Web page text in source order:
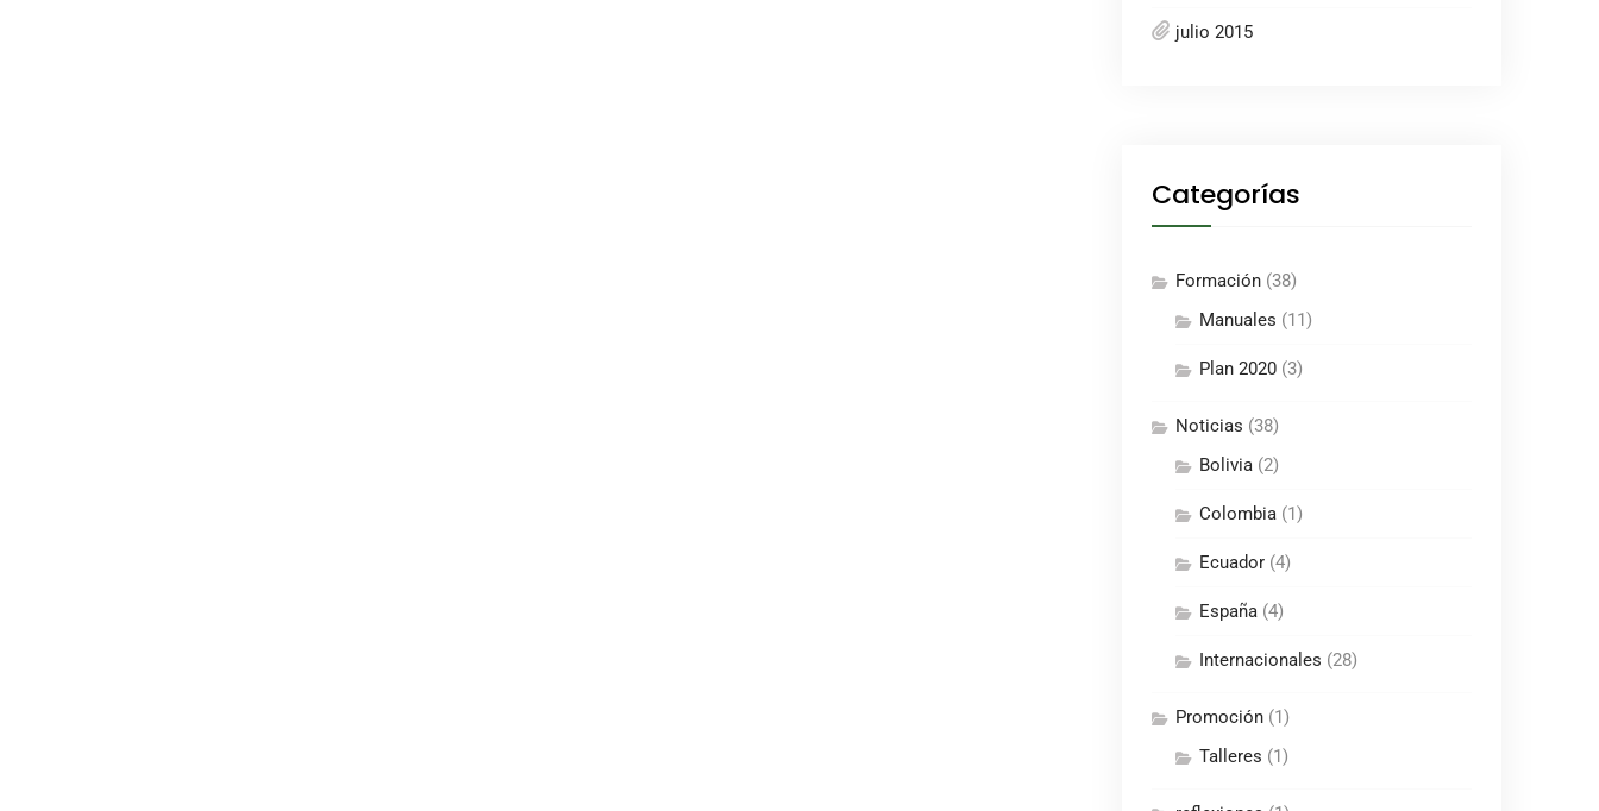
julio 2015
Categorías
Formación (38)
Manuales (11)
Plan 2020 (3)
Noticias (38)
Bolivia (2)
Colombia (1)
Ecuador (4)
España (4)
Internacionales (28)
Promoción (1)
Talleres (1)